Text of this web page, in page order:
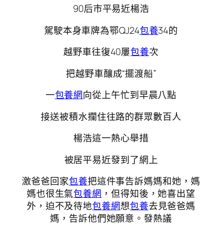
90后市平易近楊浩
駕駛本身車牌為鄂QJ24包養34的
越野車往復40屢包養次
把越野車釀成“擺渡船”
一包養網向從上午忙到早晨八點
接送被積水攔住往路的群眾數百人
楊浩這一熱心舉措
被居平易近發到了網上
激爸爸回家包養把這件事告訴媽媽和她，媽
媽也很生氣包養網 ，但得知後，她喜出望
外，迫不及待地包養網想包養去見爸爸媽
媽，告訴他們她願意。發熱議